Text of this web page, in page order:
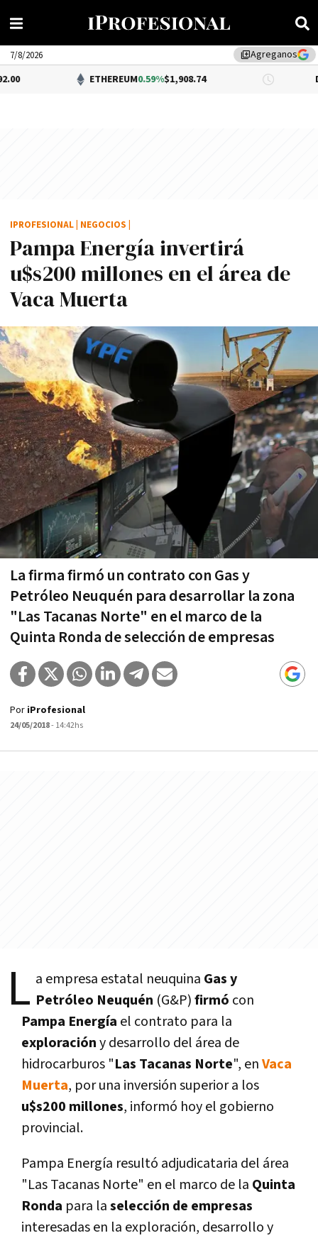
library_addAgreganos
7/8/2026
ETHEREUM0.59%$1,908.74 DÓLAR BNA
Pampa Energí­a invertirá
u$s200 millones en el área de
Vaca Muerta
La firma firmó un contrato con Gas y
Petróleo Neuquén para desarrollar la zona
"Las Tacanas Norte" en el marco de la
Quinta Ronda de selección de empresas
IPROFESIONAL NEGOCIOS
Por iProfesional
24/05/2018- 14:42hs
L a empresa estatal neuquina Gas y
Petróleo Neuquén (G&P)firmó con
Pampa Energí­a el contrato para la
exploracióny desarrollo del área de
hidrocarburos "Las Tacanas Norte", enVaca
Muerta, por una inversión superior a los
u$s200 millones, informó hoy el gobierno
provincial.
Pampa Energí­a resultó adjudicataria del área
"Las Tacanas Norte" en el marco de la Quinta
Ronda para laselección de empresas
interesadas en la exploración, desarrollo y